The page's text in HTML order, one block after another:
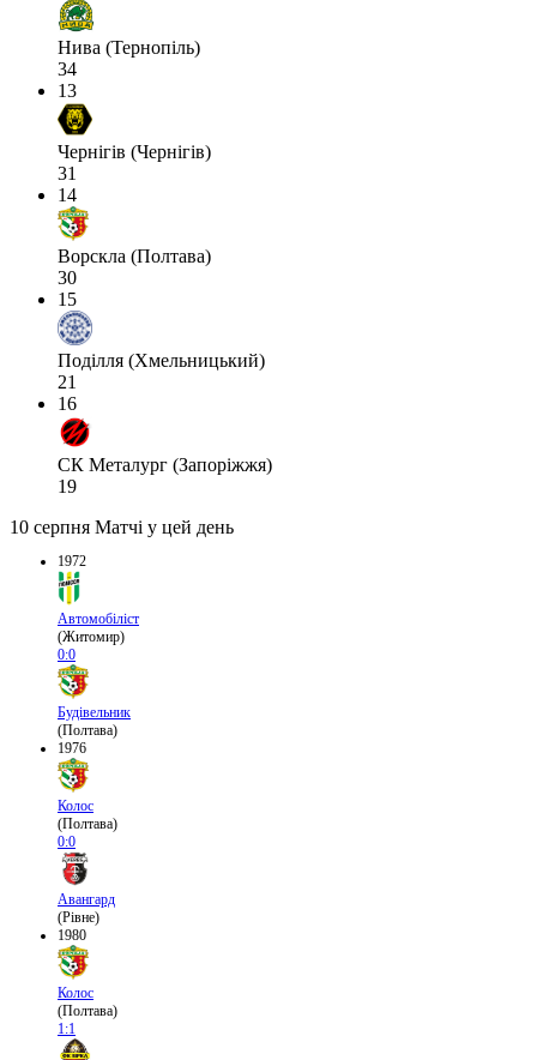
Нива (Тернопіль)
34
13
Чернігів (Чернігів)
31
14
Ворскла (Полтава)
30
15
Поділля (Хмельницький)
21
16
СК Металург (Запоріжжя)
19
10 серпня Матчі у цей день
1972
Автомобіліст
(Житомир)
0:0
Будівельник
(Полтава)
1976
Колос
(Полтава)
0:0
Авангард
(Рівне)
1980
Колос
(Полтава)
1:1